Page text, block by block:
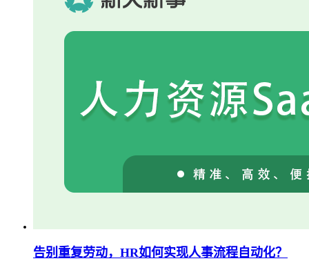
告别重复劳动，HR如何实现人事流程自动化？